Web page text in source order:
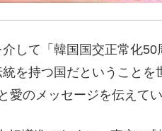
して「韓国国交正常化
を持つ国だということ
のメッセージを伝えてい